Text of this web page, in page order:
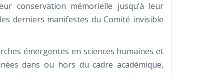
conservation mémorielle jusqu’à leur
derniers manifestes du Comité invisible
émergentes en sciences humaines et
dans ou hors du cadre académique,